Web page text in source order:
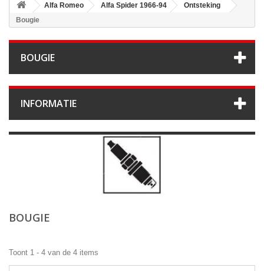
Alfa Romeo Alfa Spider 1966-94
Ontsteking
Bougie
BOUGIE
INFORMATIE
BOUGIE
Toont 1 - 4 van de 4 items